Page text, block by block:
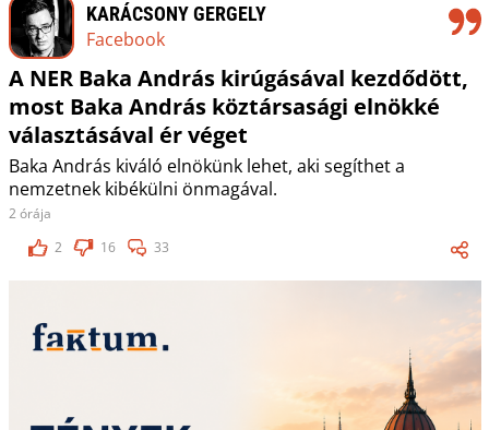
KARÁCSONY GERGELY
Facebook
A NER Baka András kirúgásával kezdődött,
most Baka András köztársasági elnökké
választásával ér véget
Baka András kiváló elnökünk lehet, aki segíthet a
nemzetnek kibékülni önmagával.
2 órája
2
16 33